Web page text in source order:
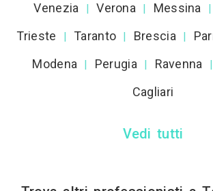
Venezia | Verona | Messina |
Trieste | Taranto | Brescia |
Modena | Perugia | Ravenna |
Cagliari
Vedi tutti